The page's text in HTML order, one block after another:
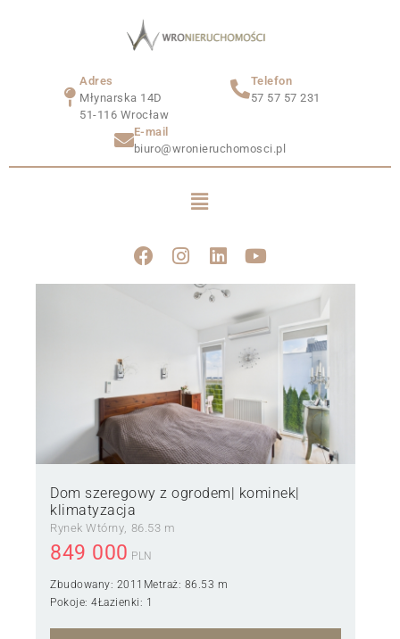
Adres
Młynarska 14D
51-116 Wrocław
Telefon
57 57 57 231
E-mail
biuro@wronieruchomosci.pl
Dom szeregowy z ogrodem| kominek|
klimatyzacja
Rynek Wtórny 86.53 m
849 000 PLN
Zbudowany: 2011 Metraż: 86.53 m
Pokoje: 4Łazienki: 1